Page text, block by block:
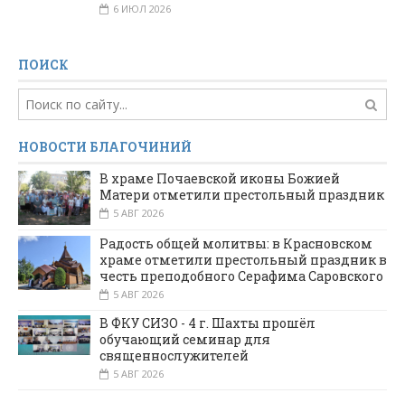
6 ИЮЛ 2026
ПОИСК
НОВОСТИ БЛАГОЧИНИЙ
В храме Почаевской иконы Божией
Матери отметили престольный праздник
5 АВГ 2026
Радость общей молитвы: в Красновском
храме отметили престольный праздник в
честь преподобного Серафима Саровского
5 АВГ 2026
В ФКУ СИЗО - 4 г. Шахты прошёл
обучающий семинар для
священнослужителей
5 АВГ 2026